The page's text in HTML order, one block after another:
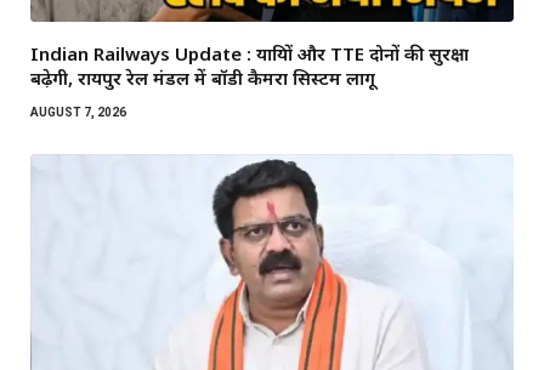
Indian Railways Update : यात्रियों और TTE दोनों की सुरक्षा
बढ़ेगी, रायपुर रेल मंडल में बॉडी कैमरा सिस्टम लागू
AUGUST 7, 2026